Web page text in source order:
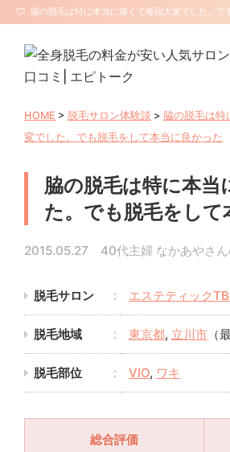
脇の脱毛は特に本当に痛くて毎回大変でした。で
HOME > 脱毛サロン体験談 > 脇の脱毛は特
変でした。でも脱毛をして本当に良かった
脇の脱毛は特に本当
た。でも脱毛をし
2015.05.27 40代主婦 なかあやさん
脱毛サロン エステティック
脱毛地域 東京都, 立川市 （
脱毛部位 VIO, ワキ
総合評価